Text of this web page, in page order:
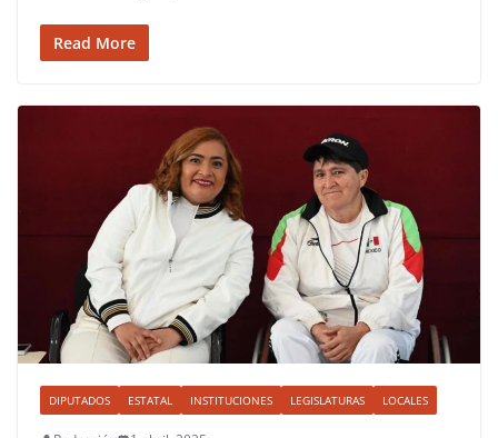
Read More
DIPUTADOS ESTATAL INSTITUCIONES LEGISLATURAS LOCALES